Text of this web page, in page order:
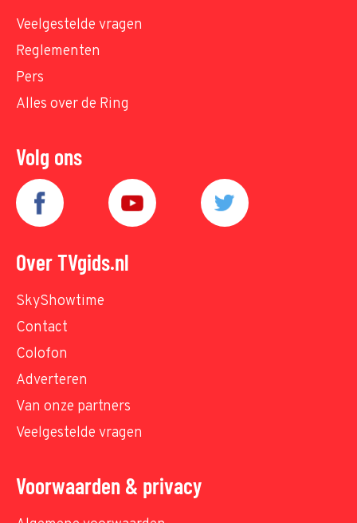
Veelgestelde vragen
Reglementen
Pers
Alles over de Ring
Volg ons
Over TVgids.nl
SkyShowtime
Contact
Colofon
Adverteren
Van onze partners
Veelgestelde vragen
Voorwaarden & privacy